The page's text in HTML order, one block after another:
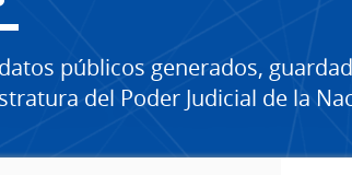
públicos generados,
del Poder Judicial de la